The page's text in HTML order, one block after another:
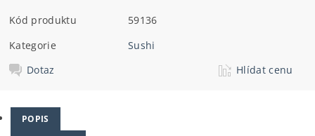
Kód produktu
59136
Kategorie
Sushi
Dotaz
Hlídat cenu
POPIS